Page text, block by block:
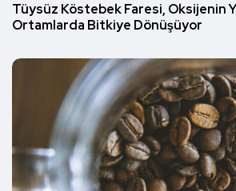
Tüysüz Köstebek Faresi, Oksijenin
Ortamlarda Bitkiye Dönüşüyor